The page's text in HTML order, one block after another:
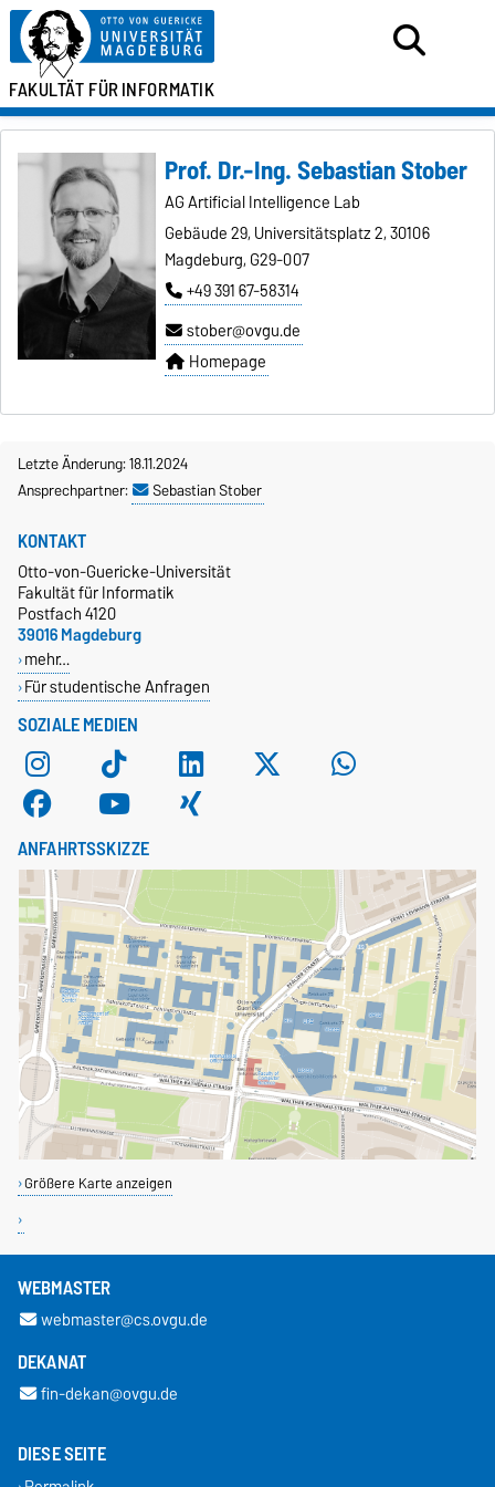
FAKULTÄT FÜRINFORMATIK
Prof. Dr.-Ing. Sebastian Stober
AG Artificial Intelligence Lab
Gebäude 29, Universitätsplatz 2, 30106
Magdeburg, G29-007
+49 391 67-58314
stober@ovgu.de
Homepage
Letzte Änderung: 18.11.2024
Ansprechpartner:
Sebastian Stober
SOZIALE MEDIEN
KONTAKT
Otto-von-Guericke-Universität
Fakultät für Informatik
Postfach 4120
39016 Magdeburg
mehr…
Für studentische Anfragen
ANFAHRTSSKIZZE
Größere Karte anzeigen
WEBMASTER
webmaster@cs.ovgu.de
DEKANAT
fin-dekan@ovgu.de
DIESE SEITE